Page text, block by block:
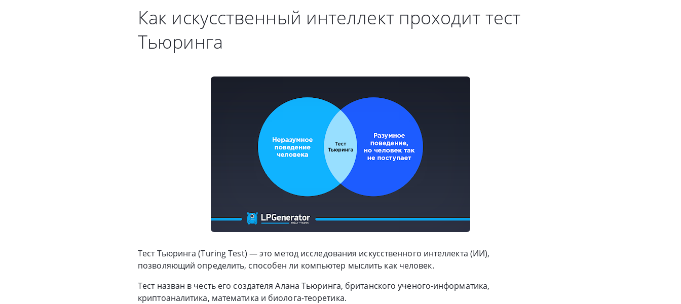
Как искусственный интеллект проходит тест
Тьюринга
Тест Тьюринга (Turing Test) — это метод исследования искусственного интеллекта (ИИ),
позволяющий определить, способен ли компьютер мыслить как человек.
Тест назван в честь его создателя Алана Тьюринга, британского ученого-информатика,
криптоаналитика, математика и биолога-теоретика.